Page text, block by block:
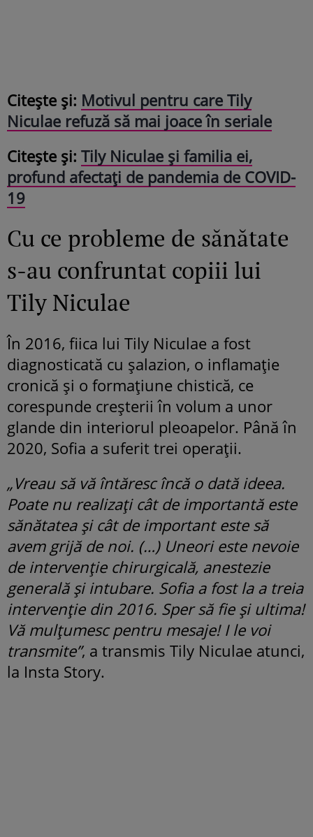
Citește și: Motivul pentru care Tily
Niculae refuză să mai joace în seriale
Citește și: Tily Niculae și familia ei,
profund afectați de pandemia de COVID-
19
Cu ce probleme de sănătate
s-au confruntat copiii lui
Tily Niculae
În 2016, fiica lui Tily Niculae a fost
diagnosticată cu șalazion, o inflamație
cronică și o formațiune chistică, ce
corespunde creșterii în volum a unor
glande din interiorul pleoapelor. Până în
2020, Sofia a suferit trei operații.
„Vreau să vă întăresc încă o dată ideea.
Poate nu realizați cât de importantă este
sănătatea și cât de important este să
avem grijă de noi. (…) Uneori este nevoie
de intervenție chirurgicală, anestezie
generală și intubare. Sofia a fost la a treia
intervenție din 2016. Sper să fie și ultima!
Vă mulțumesc pentru mesaje! I le voi
transmite”, a transmis Tily Niculae atunci,
la Insta Story.